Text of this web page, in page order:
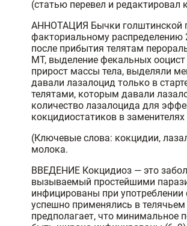
(статью перевел и редактировал
АННОТАЦИЯ Бычки голштинской
факториальному распределению
после прибытия телятам
МТ, выделение фекальных
прирост массы тела, выделяли
давали лазалоцид только в
телятами, которым давали
количество лазалоцида для
кокцидиостатиков в
(Ключевые слова: кокцидии,
молока.
ВВЕДЕНИЕ Кокцидиоз — это
вызываемый простейшими
инфицированы при
успешно применялись в
предполагает, что минимальное